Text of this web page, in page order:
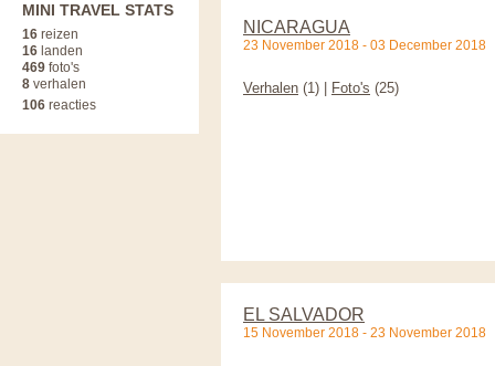
NICARAGUA
23 November 2018 - 03 December 2018
Verhalen (1) | Foto's (25)
EL SALVADOR
15 November 2018 - 23 November 2018
MINI TRAVEL STATS
16 reizen
16 landen
469 foto's
8 verhalen
106 reacties